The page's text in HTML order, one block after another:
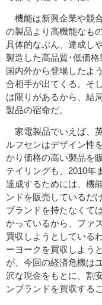
機能は新興企業や競
の製品より高機能なも
具体的なぶん、達成し
製造した高品質･低価
国内外から登場したよ
合相手が出てくる。そ
は限りがあるから、結
製品の宿命だ。
家電製品でいえば、
ルフセンはデザイン性
かり価格の高い製品を
テイリングも、2010年
達成するためには、機
ンドを販売しているだ
ブランドを持たなくて
かっているから、ファ
買収しようとしている
ーヨークを買収しよう
が、今回の経済危機は
沢な現金をもとに、割
ンブランドを買収する